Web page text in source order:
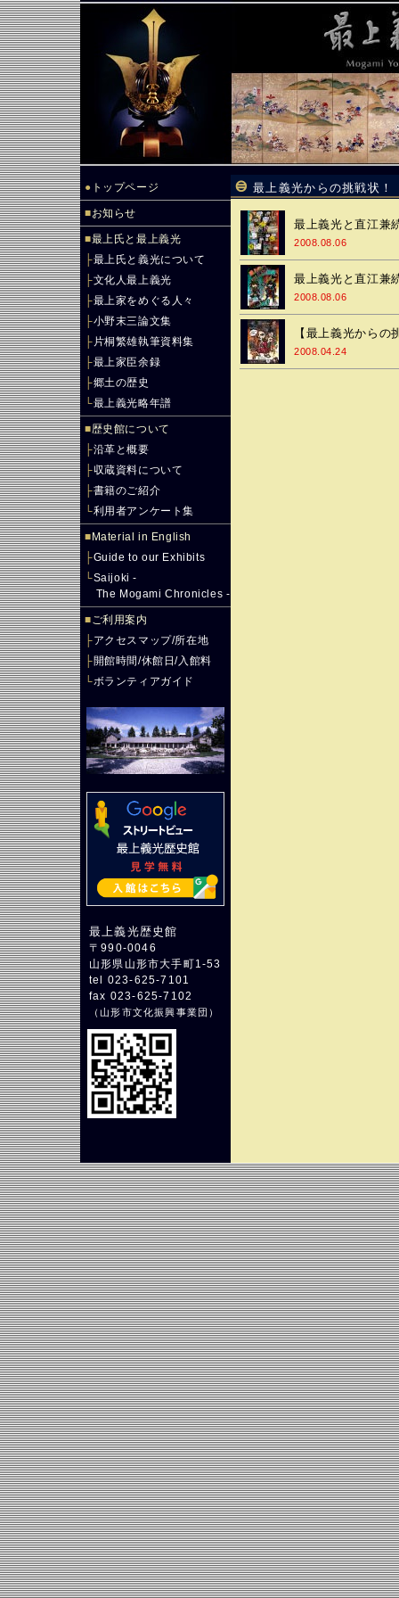
● トップページ
■お知らせ
■最上氏と最上義光
├最上氏と義光について
├文化人最上義光
├最上家をめぐる人々
├小野末三論文集
├ 片桐繁雄執筆資料集
├最上家臣余録
├郷土の歴史
└最上義光略年譜
■歴史館について
├沿革と概要
├収蔵資料について
├書籍のご紹介
└利用者アンケート集
■ Material in English
├Guide to our Exhibits
└Saijoki -
The Mogami Chronicles -
■ご利用案内
├アクセスマップ/所在地
├開館時間/休館日/入館料
└ボランティアガイド
最上義光歴史館
〒990-0046
山形県山形市大手町1-53
tel 023-625-7101
fax 023-625-7102
（山形市文化振興事業団 ）
最上義光からの挑戦状！
最上義光と直江兼
2008.08.06
最上義光と直江兼
2008.08.06
【最上義光からの
2008.04.24